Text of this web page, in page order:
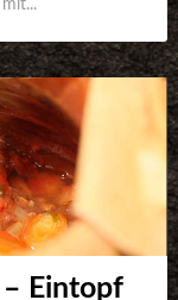
– Eintopf